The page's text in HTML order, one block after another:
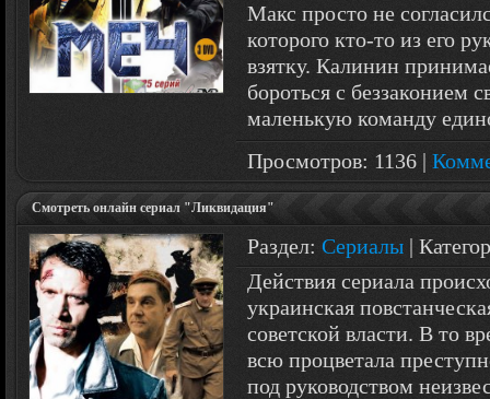
Макс просто не
которого кто-то из его
взятку. Калинин
бороться с беззаконием
маленькую команду
Просмотров: 1136 |
Смотреть онлайн сериал "Ликвидация"
Раздел: Сериалы |
Действия сериала
украинская
советской власти. В то
всю процветала
под руководством